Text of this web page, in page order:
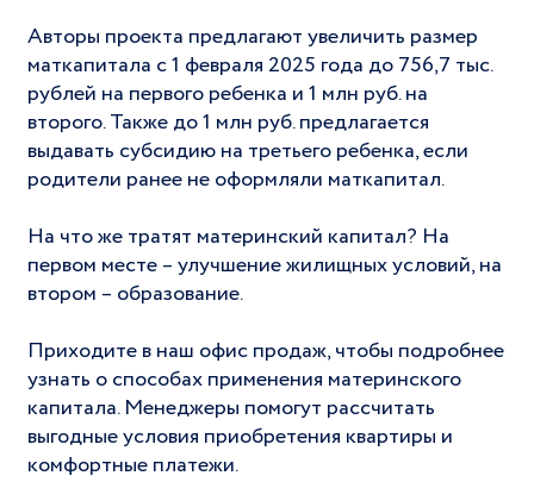
Авторы проекта предлагают увеличить размер
маткапитала с 1 февраля 2025 года до 756,7 тыс.
рублей на первого ребенка и 1 млн руб. на
второго. Также до 1 млн руб. предлагается
выдавать субсидию на третьего ребенка, если
родители ранее не оформляли маткапитал.
На что же тратят материнский капитал? На
первом месте – улучшение жилищных условий, на
втором – образование.
Приходите в наш офис продаж, чтобы подробнее
узнать о способах применения материнского
капитала. Менеджеры помогут рассчитать
выгодные условия приобретения квартиры и
комфортные платежи.